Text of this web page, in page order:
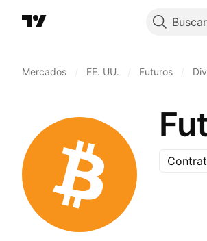
Buscar
Mercados EE. UU. Futuros